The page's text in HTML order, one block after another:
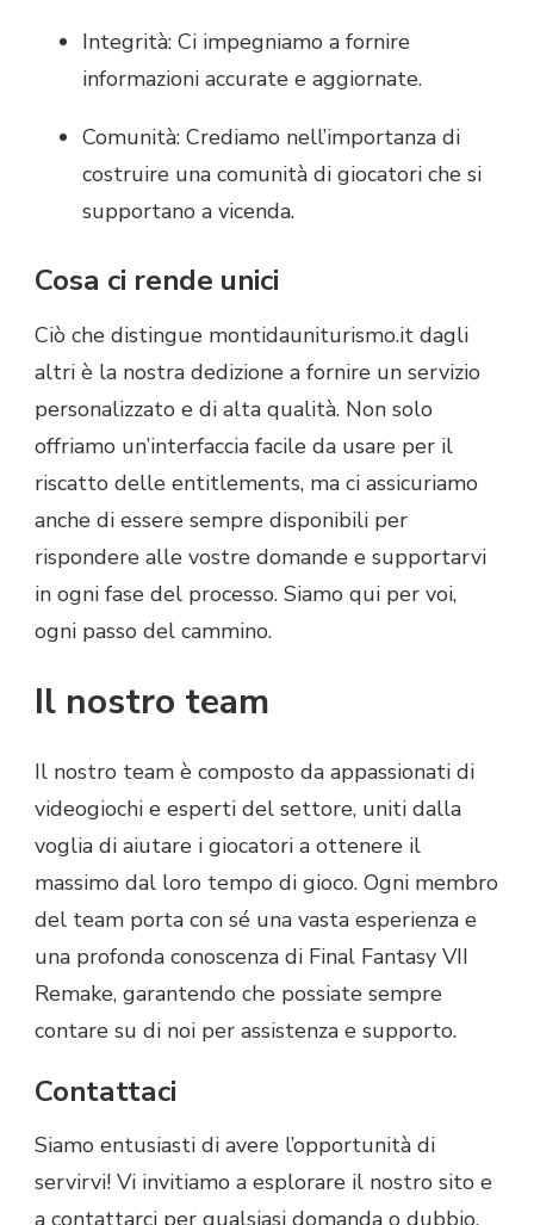
Integrità: Ci impegniamo a fornire
informazioni accurate e aggiornate.
Comunità: Crediamo nell’importanza di
costruire una comunità di giocatori che si
supportano a vicenda.
Cosa ci rende unici
Ciò che distingue montidauniturismo.it dagli
altri è la nostra dedizione a fornire un servizio
personalizzato e di alta qualità. Non solo
offriamo un’interfaccia facile da usare per il
riscatto delle entitlements, ma ci assicuriamo
anche di essere sempre disponibili per
rispondere alle vostre domande e supportarvi
in ogni fase del processo. Siamo qui per voi,
ogni passo del cammino.
Il nostro team
Il nostro team è composto da appassionati di
videogiochi e esperti del settore, uniti dalla
voglia di aiutare i giocatori a ottenere il
massimo dal loro tempo di gioco. Ogni membro
del team porta con sé una vasta esperienza e
una profonda conoscenza di Final Fantasy VII
Remake, garantendo che possiate sempre
contare su di noi per assistenza e supporto.
Contattaci
Siamo entusiasti di avere l’opportunità di
servirvi! Vi invitiamo a esplorare il nostro sito e